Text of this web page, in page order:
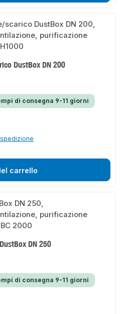
DustBox DN 200
di consegna 9-11 giorni
carrello
DN 250
di consegna 9-11 giorni